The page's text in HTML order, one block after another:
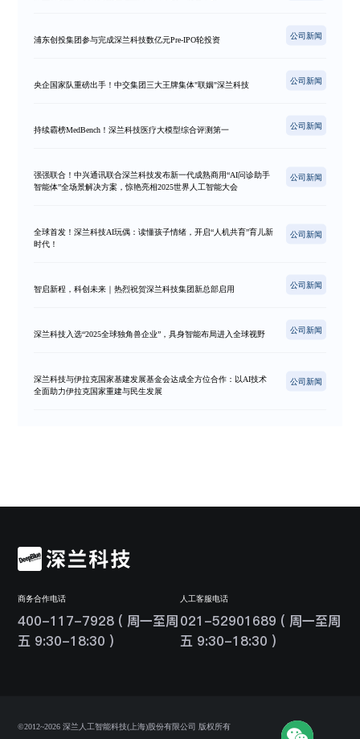
浦东创投集团参与完成深兰科技数亿元Pre-IPO轮投资 公司新闻
央企国家队重磅出手！中交集团三大王牌集体"联姻"深兰科技 公司新闻
持续霸榜MedBench！深兰科技医疗大模型综合评测第一 公司新闻
强强联合！中兴通讯联合深兰科技发布新一代成熟商用“AI问诊助手
智能体”全场景解决方案，惊艳亮相2025世界人工智能大会
公司新闻
全球首发！深兰科技AI玩偶：读懂孩子情绪，开启“人机共育”育儿新
时代！
公司新闻
智启新程，科创未来｜热烈祝贺深兰科技集团新总部启用 公司新闻
深兰科技入选“2025全球独角兽企业”，具身智能布局进入全球视野 公司新闻
深兰科技与伊拉克国家基建发展基金会达成全方位合作：以AI技术
全面助力伊拉克国家重建与民生发展
公司新闻
商务合作电话
400-117-7928 ( 周一至周
五 9:30-18:30 )
人工客服电话
021-52901689 ( 周一至周
五 9:30-18:30 )
©2012~2026 深兰人工智能科技(上海)股份有限公司 版权所有